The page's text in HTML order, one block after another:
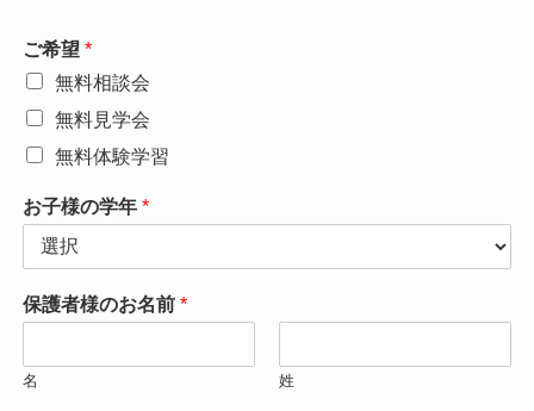
ご希望 *
無料相談会
無料見学会
無料体験学習
お子様の学年 *
保護者様のお名前 *
名 姓